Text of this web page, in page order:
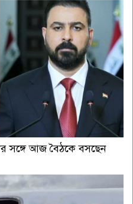
সঙ্গে আজ বৈঠকে বসছেন